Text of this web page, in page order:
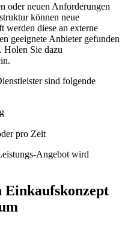
oder neuen Anforderungen
können neue
werden diese an externe
geeignete Anbieter gefunden
Holen Sie dazu
sind folgende
pro Zeit
Angebot wird